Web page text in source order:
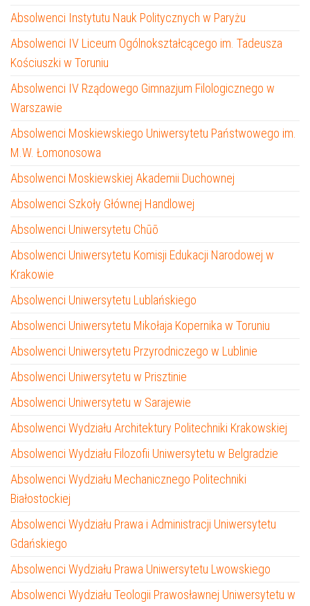
Absolwenci Instytutu Nauk Politycznych w Paryżu
Absolwenci IV Liceum Ogólnokształcącego im. Tadeusza
Kościuszki w Toruniu
Absolwenci IV Rządowego Gimnazjum Filologicznego w
Warszawie
Absolwenci Moskiewskiego Uniwersytetu Państwowego im.
M.W. Łomonosowa
Absolwenci Moskiewskiej Akademii Duchownej
Absolwenci Szkoły Głównej Handlowej
Absolwenci Uniwersytetu Chūō
Absolwenci Uniwersytetu Komisji Edukacji Narodowej w
Krakowie
Absolwenci Uniwersytetu Lublańskiego
Absolwenci Uniwersytetu Mikołaja Kopernika w Toruniu
Absolwenci Uniwersytetu Przyrodniczego w Lublinie
Absolwenci Uniwersytetu w Prisztinie
Absolwenci Uniwersytetu w Sarajewie
Absolwenci Wydziału Architektury Politechniki Krakowskiej
Absolwenci Wydziału Filozofii Uniwersytetu w Belgradzie
Absolwenci Wydziału Mechanicznego Politechniki
Białostockiej
Absolwenci Wydziału Prawa i Administracji Uniwersytetu
Gdańskiego
Absolwenci Wydziału Prawa Uniwersytetu Lwowskiego
Absolwenci Wydziału Teologii Prawosławnej Uniwersytetu w